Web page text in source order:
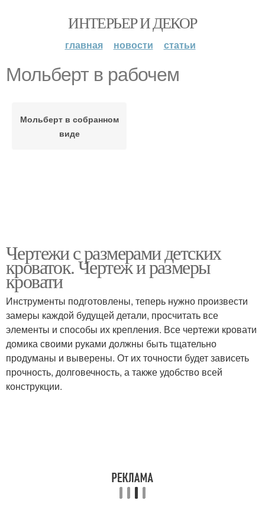
ИНТЕРЬЕР И ДЕКОР
главная новости статьи
Мольберт в рабочем
Мольберт в собранном
виде
Чертежи с размерами детских
кроваток. Чертеж и размеры
кровати
Инструменты подготовлены, теперь нужно произвести
замеры каждой будущей детали, просчитать все
элементы и способы их крепления. Все чертежи кровати
домика своими руками должны быть тщательно
продуманы и выверены. От их точности будет зависеть
прочность, долговечность, а также удобство всей
конструкции.